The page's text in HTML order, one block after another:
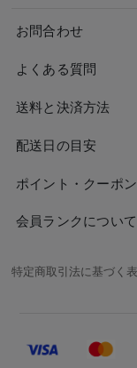
お問合わせ
よくある質問
送料と決済方法
配送日の目安
ポイント・クーポ
会員ランクについて
特定商取引法に基づく